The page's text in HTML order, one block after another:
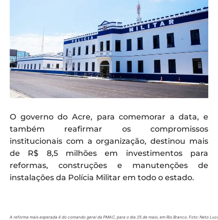
O governo do Acre, para comemorar a data, e
também reafirmar os compromissos
institucionais com a organização, destinou mais
de R$ 8,5 milhões em investimentos para
reformas, construções e manutenções de
instalações da Polícia Militar em todo o estado.
A reforma mais esperada é do comando geral da PMAC, para o dia 25 de maio, em Rio Branco. Foto: Neto